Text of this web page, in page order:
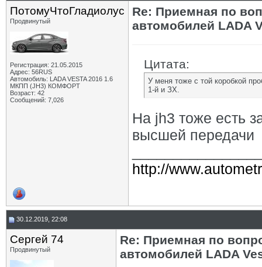
ПотомуЧтоГладиолус
Продвинутый
Регистрация: 21.05.2015
Адрес: 56RUS
Автомобиль: LADA VESTA 2016 1.6
МКПП (JH3) КОМФОРТ
Возраст: 42
Сообщений: 7,026
Re: Приемная по
автомобилей LADA
Цитата:
У меня тоже с той коробкой
1-й и ЗХ.
На jh3 тоже есть
высшей передачи
http://
30.12.2019, 22:08
Сергей 74
Продвинутый
Re: Приемная по
автомобилей LADA